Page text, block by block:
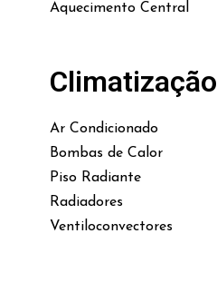
Aquecimento Central
Climatização
Ar Condicionado
Bombas de Calor
Piso Radiante
Radiadores
Ventiloconvectores